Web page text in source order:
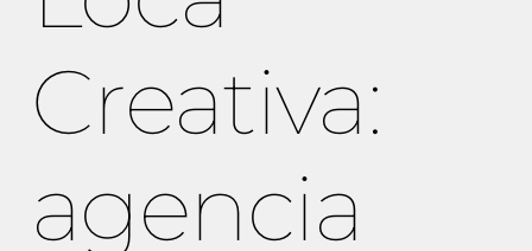
Creativa:
agencia